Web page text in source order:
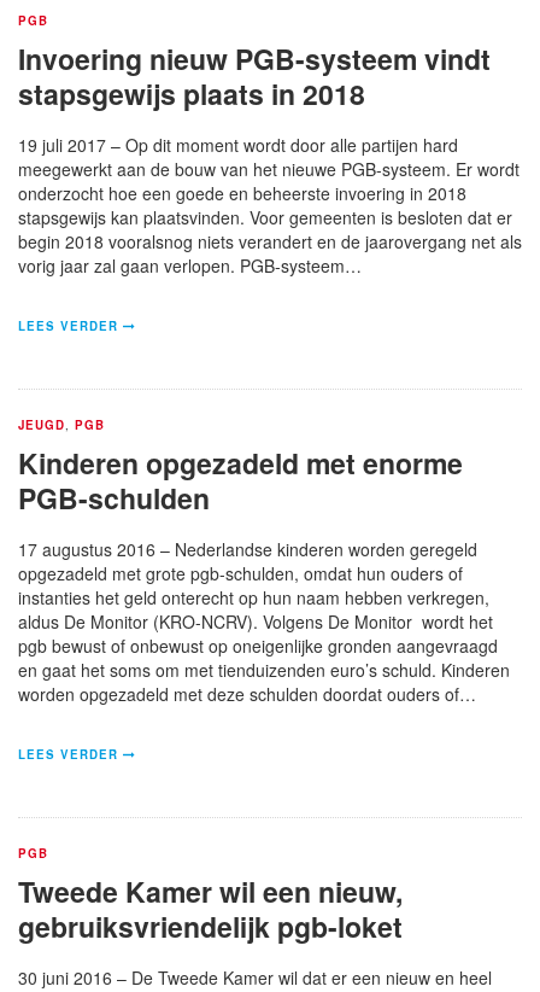
PGB
Invoering nieuw PGB-systeem vindt
stapsgewijs plaats in 2018
19 juli 2017 – Op dit moment wordt door alle partijen hard
meegewerkt aan de bouw van het nieuwe PGB-systeem. Er wordt
onderzocht hoe een goede en beheerste invoering in 2018
stapsgewijs kan plaatsvinden. Voor gemeenten is besloten dat er
begin 2018 vooralsnog niets verandert en de jaarovergang net als
vorig jaar zal gaan verlopen. PGB-systeem…
LEES VERDER
JEUGD PGB
Kinderen opgezadeld met enorme
PGB-schulden
17 augustus 2016 – Nederlandse kinderen worden geregeld
opgezadeld met grote pgb-schulden, omdat hun ouders of
instanties het geld onterecht op hun naam hebben verkregen,
aldus De Monitor (KRO-NCRV). Volgens De Monitor wordt het
pgb bewust of onbewust op oneigenlijke gronden aangevraagd
en gaat het soms om met tienduizenden euro’s schuld. Kinderen
worden opgezadeld met deze schulden doordat ouders of…
LEES VERDER
PGB
Tweede Kamer wil een nieuw,
gebruiksvriendelijk pgb-loket
30 juni 2016 – De Tweede Kamer wil dat er een nieuw en heel